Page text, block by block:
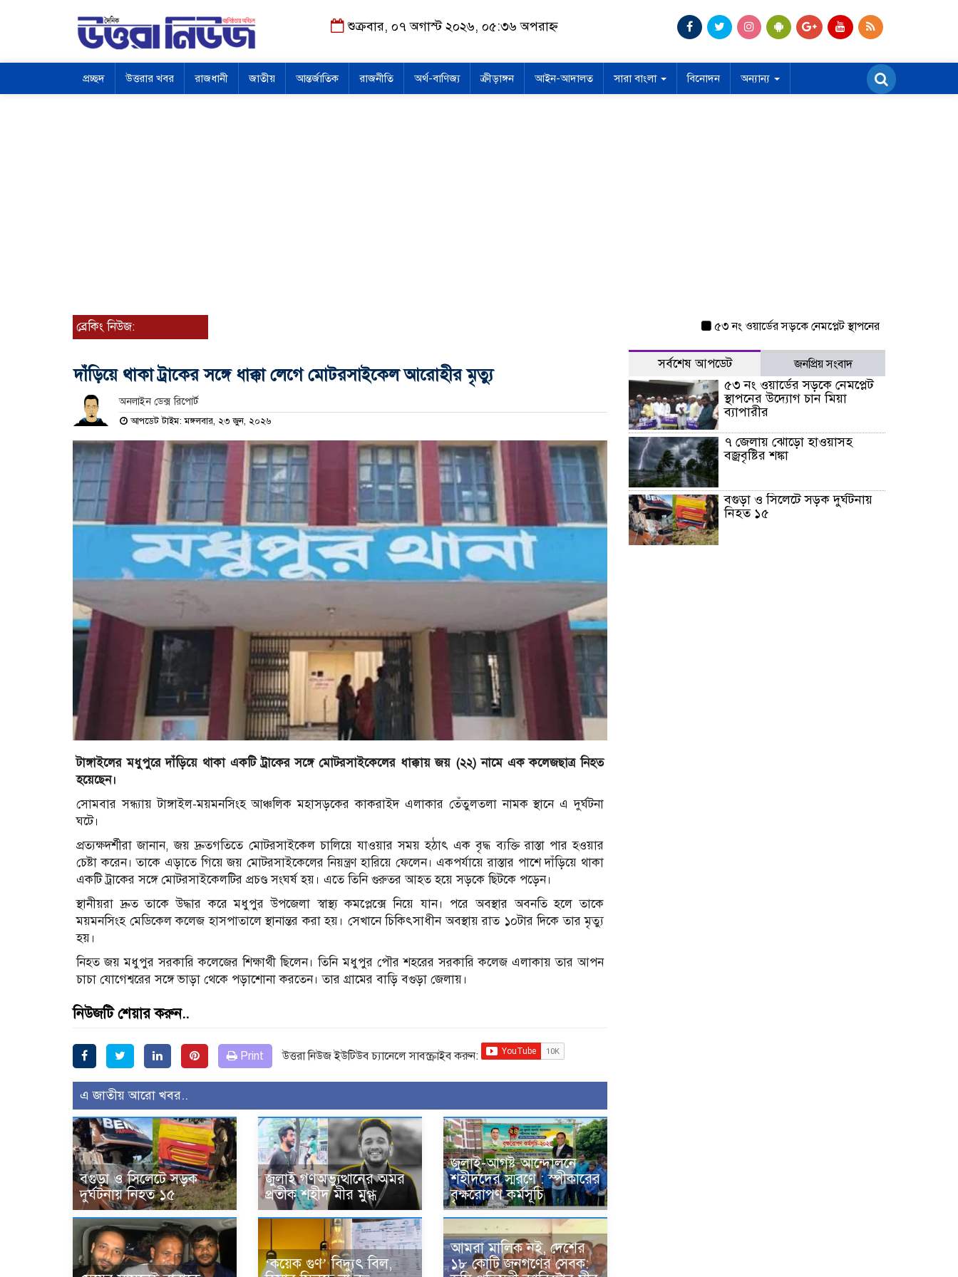
শুক্রবার, ০৭ অগাস্ট ২০২৬, ০৫:৩৬ অপরাহ্ন
প্রচ্ছদ উত্তরার খবর রাজধানী জাতীয় আন্তর্জাতিক রাজনীতি অর্থ-বাণিজ্য ক্রীড়াঙ্গন আইন-আদালত সারা বাংলা বিনোদন অন্যান্য
ব্রেকিং নিউজ: ৫৩ নং ওয়ার্ডের সড়কে নেমপ্লেট স্থাপনের উদ্যোগ চান মিয়া
দাঁড়িয়ে থাকা ট্রাকের সঙ্গে ধাক্কা লেগে মোটরসাইকেল আরোহীর মৃত্যু
অনলাইন ডেক্স রিপোর্ট
আপডেট টাইম: মঙ্গলবার, ২৩ জুন, ২০২৬
টাঙ্গাইলের মধুপুরে দাঁড়িয়ে থাকা একটি ট্রাকের সঙ্গে মোটরসাইকেলের ধাক্কায় জয় (২২) নামে এক কলেজছাত্র নিহত
হয়েছেন।
সোমবার সন্ধ্যায় টাঙ্গাইল-ময়মনসিংহ আঞ্চলিক মহাসড়কের কাকরাইদ এলাকার তেঁতুলতলা নামক স্থানে এ দুর্ঘটনা
ঘটে।
প্রত্যক্ষদর্শীরা জানান, জয় দ্রুতগতিতে মোটরসাইকেল চালিয়ে যাওয়ার সময় হঠাৎ এক বৃদ্ধ ব্যক্তি রাস্তা পার হওয়ার
চেষ্টা করেন। তাকে এড়াতে গিয়ে জয় মোটরসাইকেলের নিয়ন্ত্রণ হারিয়ে ফেলেন। একপর্যায়ে রাস্তার পাশে দাঁড়িয়ে থাকা
একটি ট্রাকের সঙ্গে মোটরসাইকেলটির প্রচণ্ড সংঘর্ষ হয়। এতে তিনি গুরুতর আহত হয়ে সড়কে ছিটকে পড়েন।
স্থানীয়রা দ্রুত তাকে উদ্ধার করে মধুপুর উপজেলা স্বাস্থ্য কমপ্লেক্সে নিয়ে যান। পরে অবস্থার অবনতি হলে তাকে
ময়মনসিংহ মেডিকেল কলেজ হাসপাতালে স্থানান্তর করা হয়। সেখানে চিকিৎসাধীন অবস্থায় রাত ১০টার দিকে তার মৃত্যু
হয়।
নিহত জয় মধুপুর সরকারি কলেজের শিক্ষার্থী ছিলেন। তিনি মধুপুর পৌর শহরের সরকারি কলেজ এলাকায় তার আপন
চাচা যোগেশ্বরের সঙ্গে ভাড়া থেকে পড়াশোনা করতেন। তার গ্রামের বাড়ি বগুড়া জেলায়।
নিউজটি শেয়ার করুন..
Print উত্তরা নিউজ ইউটিউব চ্যানেলে সাবস্ক্রাইব করুন:
এ জাতীয় আরো খবর..
বগুড়া ও সিলেটে সড়ক
দুর্ঘটনায় নিহত ১৫
জুলাই গণঅভ্যুত্থানের অমর
প্রতীক শহীদ মীর মুগ্ধ
জুলাই-আগষ্ট আন্দোলনে
শহীদদের স্মরণে : স্পীকারের
বৃক্ষরোপণ কর্মসূচি
‘কয়েক গুণ’ বিদ্যুৎ বিল,
আমরা মালিক নই, দেশের
১৮ কোটি জনগণের সেবক:
সর্বশেষ আপডেট জনপ্রিয় সংবাদ
৫৩ নং ওয়ার্ডের সড়কে নেমপ্লেট
স্থাপনের উদ্যোগ চান মিয়া
ব্যাপারীর
৭ জেলায় ঝোড়ো হাওয়াসহ
বজ্রবৃষ্টির শঙ্কা
বগুড়া ও সিলেটে সড়ক দুর্ঘটনায়
নিহত ১৫